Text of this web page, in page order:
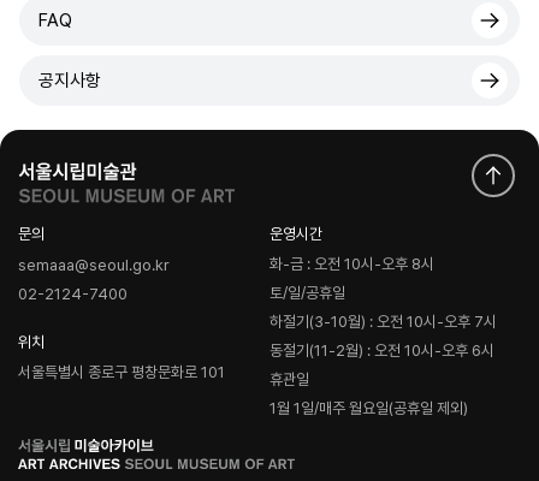
FAQ
공지사항
문의
semaaa@seoul.go.kr
02-2124-7400
위치
서울특별시 종로구 평창문화로 101
운영시간
화-금 : 오전 10시-오후 8시
토/일/공휴일
하절기(3-10월) : 오전 10시-오후 7시
동절기(11-2월) : 오전 10시-오후 6시
휴관일
1월 1일/매주 월요일(공휴일 제외)
로
고